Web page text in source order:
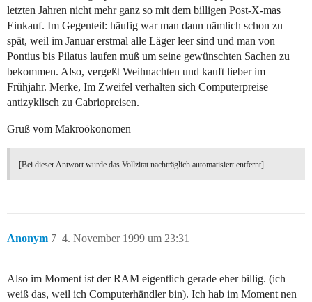
letzten Jahren nicht mehr ganz so mit dem billigen Post-X-mas
Einkauf. Im Gegenteil: häufig war man dann nämlich schon zu
spät, weil im Januar erstmal alle Läger leer sind und man von
Pontius bis Pilatus laufen muß um seine gewünschten Sachen zu
bekommen. Also, vergeßt Weihnachten und kauft lieber im
Frühjahr. Merke, Im Zweifel verhalten sich Computerpreise
antizyklisch zu Cabriopreisen.
Gruß vom Makroökonomen
[Bei dieser Antwort wurde das Vollzitat nachträglich automatisiert entfernt]
Anonym 4. November 1999 um 23:31
7
Also im Moment ist der RAM eigentlich gerade eher billig. (ich
weiß das, weil ich Computerhändler bin). Ich hab im Moment nen